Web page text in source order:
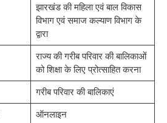
झारखंड की महिला एवं बाल विकास
विभाग एवं समाज कल्याण विभाग के
द्वारा
राज्य की गरीब परिवार की बालिकाओं
को शिक्षा के लिए प्रोत्साहित करना
गरीब परिवार की बालिकाएं
ऑनलाइन